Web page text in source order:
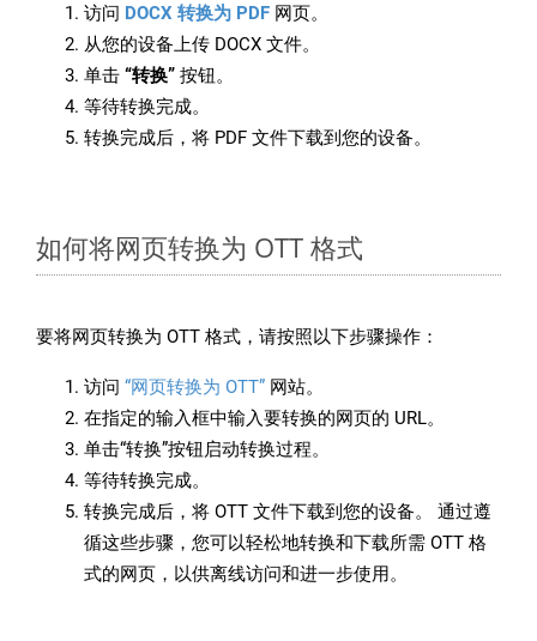
访问 DOCX 转换为 PDF 网页。
从您的设备上传 DOCX 文件。
单击 “转换” 按钮。
等待转换完成。
转换完成后，将 PDF 文件下载到您的设备。
如何将网页转换为 OTT 格式
要将网页转换为 OTT 格式，请按照以下步骤操作：
访问 “网页转换为 OTT” 网站。
在指定的输入框中输入要转换的网页的 URL。
单击“转换”按钮启动转换过程。
等待转换完成。
转换完成后，将 OTT 文件下载到您的设备。 通过遵
循这些步骤，您可以轻松地转换和下载所需 OTT 格
式的网页，以供离线访问和进一步使用。